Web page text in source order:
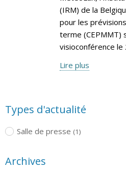
(IRM) de la
pour les
terme (CEPMMT)
visioconférence
Lire plus
Types d'actualité
Salle de presse (1)
Archives